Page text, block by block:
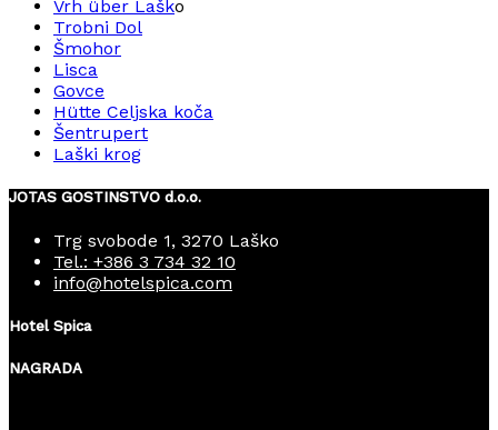
Vrh über Laško
Trobni Dol
Šmohor
Lisca
Govce
Hütte Celjska koča
Šentrupert
Laški krog
JOTAS GOSTINSTVO d.o.o.
Trg svobode 1, 3270 Laško
Tel.: +386 3 734 32 10
info@hotelspica.com
Hotel Spica
NAGRADA